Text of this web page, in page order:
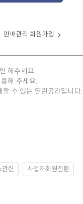
판매관리 회원가입
해주세요.
해 주세요.
할 수 있는 열린공간입니다.
련 사업자회원전환